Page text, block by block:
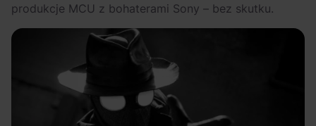
produkcje MCU z bohaterami Sony – bez skutku.